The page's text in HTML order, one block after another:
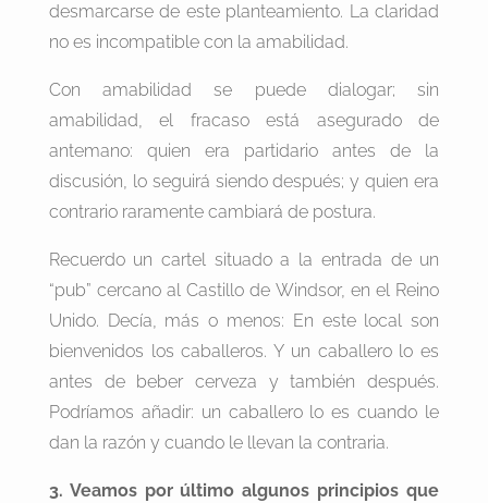
desmarcarse de este planteamiento. La claridad
no es incompatible con la amabilidad.
Con amabilidad se puede dialogar; sin
amabilidad, el fracaso está asegurado de
antemano: quien era partidario antes de la
discusión, lo seguirá siendo después; y quien era
contrario raramente cambiará de postura.
Recuerdo un cartel situado a la entrada de un
“pub” cercano al Castillo de Windsor, en el Reino
Unido. Decía, más o menos: En este local son
bienvenidos los caballeros. Y un caballero lo es
antes de beber cerveza y también después.
Podríamos añadir: un caballero lo es cuando le
dan la razón y cuando le llevan la contraria.
3. Veamos por último algunos principios que